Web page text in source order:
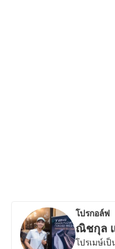
โปรกอล์ฟ
ณิชกุล
โปรเมษ์เ